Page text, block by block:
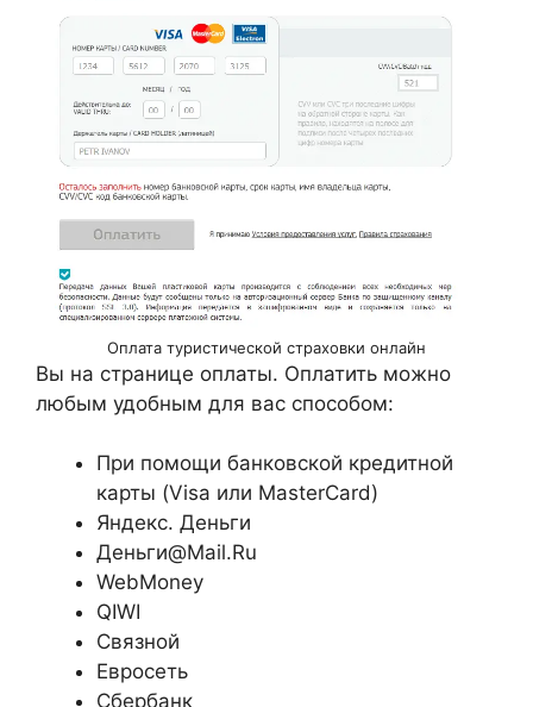
Оплата туристической страховки онлайн
Вы на странице оплаты. Оплатить можно
любым удобным для вас способом:
При помощи банковской кредитной
карты (Visa или MasterCard)
Яндекс. Деньги
Деньги@Mail.Ru
WebMoney
QIWI
Связной
Евросеть
Сбербанк